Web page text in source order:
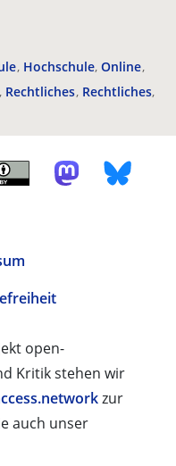
Hochschule Online
Rechtliches Rechtliches
open-
Kritik stehen wir
zur
auch unser